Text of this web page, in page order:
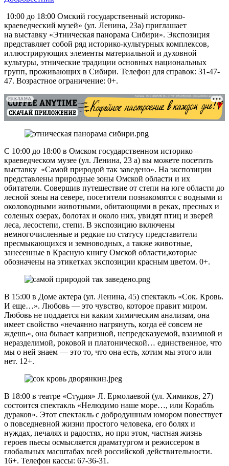
10:00 до 18:00 Омский государственный историко-
краеведческий музей» (ул. Ленина, 23а) приглашает
на выставку «Этническая панорама Сибири». Экспозиция
представляет собой ряд историко-культурных комплексов,
иллюстрирующих элементы материальной и духовной
культуры, этнические традиции основных национальных
групп, проживающих в Сибири. Телефон для справок: 31-47-
47. Возрастное ограничение: 0+.
РЕКЛАМА
С 10:00 до 18:00 в Омском государственном историко –
краеведческом музее (ул. Ленина, 23 а) вы можете посетить
выставку «Самой природой так заведено». На экспозиции
представлены природные зоны Омской области и их
обитатели. Совершив путешествие от степи на юге области до
лесной зоны на севере, посетители познакомятся с водными и
околоводными животными, обитающими в реках, пресных и
соленых озерах, болотах и около них, увидят птиц и зверей
леса, лесостепи, степи. В экспозицию включены
немногочисленные и редкие по статусу представители
пресмыкающихся и земноводных, а также животные,
занесенные в Красную книгу Омской области,которые
обозначены на этикетках экспозиции красным цветом. 0+.
В 15:00 в Доме актера (ул. Ленина, 45) спектакль «Сок. Кровь.
И еще…». Любовь — это чувство, которое правит миром.
Любовь не поддается ни каким химическим анализам, она
имеет свойство «нечаянно нагрянуть, когда её совсем не
ждешь», она бывает капризной, непредсказуемой, взаимной и
неразделимой, роковой и платонической… единственное, что
мы о ней знаем — это то, что она есть, хотим мы этого или
нет. 12+.
В 18:00 в театре «Студия» Л. Ермолаевой (ул. Химиков, 27)
состоится спектакль «Нелюдимо наше море…, или Корабль
дураков». Этот спектакль с добродушным юмором повествует
о повседневной жизни простого человека, его болях и
нуждах, печалях и радостях, но при этом, частная жизнь
героев пьесы осмысляется драматургом и режиссером в
глобальных масштабах всей российской действительности.
16+. Телефон кассы: 67-36-31.